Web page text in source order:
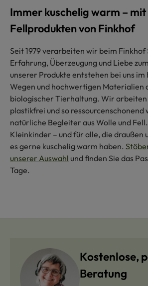
Immer kuschelig warm – mit
Fellprodukten von Finkhof
Seit 1979 verarbeiten wir beim
Erfahrung, Überzeugung und Liebe
unserer Produkte entstehen bei uns im
Wegen und hochwertigen Materialien
biologischer Tierhaltung. Wir
plastikfrei und so ressourcenschonend
natürliche Begleiter aus Wolle und
Kleinkinder – und für alle, die draußen
es gerne kuschelig warm haben.
unserer Auswahl und finden Sie das
Tage.
Kostenlose,
Beratung